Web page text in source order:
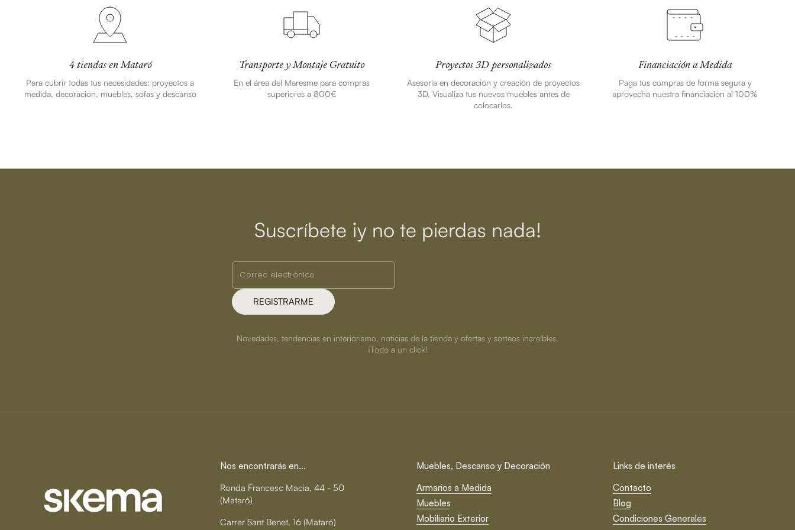
4 tiendas en Mataró
Para cubrir todas tus necesidades: proyectos a
medida, decoración, muebles, sofas y descanso
Transporte y Montaje Gratuito
En el área del Maresme para compras
superiores a 800€
Proyectos 3D personalizados
Asesoría en decoración y creación de proyectos
3D. Visualiza tus nuevos muebles antes de
colocarlos.
Financiación a Medida
Paga tus compras de forma segura y
aprovecha nuestra financiación al 100%
Suscríbete ¡y no te pierdas nada!
REGISTRARME
Novedades, tendencias en interiorismo, noticias de la tienda y ofertas y sorteos increíbles.
¡Todo a un click!
Nos encontrarás en...
Ronda Francesc Macia, 44 - 50
(Mataró)
Carrer Sant Benet, 16 (Mataró)
Muebles, Descanso y Decoración
Armarios a Medida
Muebles
Mobiliario Exterior
Links de interés
Contacto
Blog
Condiciones Generales